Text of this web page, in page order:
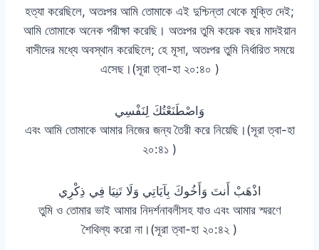
হত্যা করেছিলে, অতঃপর আমি তোমাকে এই দুশ্চিন্তা থেকে মুক্তি দেই;
আমি তোমাকে অনেক পরীক্ষা করেছি। অতঃপর তুমি কয়েক বছর মাদইয়ান
বাসীদের মধ্যে অবস্থান করেছিলে; হে মূসা, অতঃপর তুমি নির্ধারিত সময়ে
এসেছ।(সূরা ত্বা-হা ২০:৪০ )
وَاصْطَنَعْتُكَ لِنَفْسِي
এবং আমি তোমাকে আমার নিজের জন্য তৈরী করে নিয়েছি।(সূরা ত্বা-হা
২০:৪১ )
اذْهَبْ أَنتَ وَأَخُوكَ بِآيَاتِي وَلَا تَنِيَا فِي ذِكْرِي
তুমি ও তোমার ভাই আমার নিদর্শনাবলীসহ যাও এবং আমার স্মরণে
শৈথিল্য করো না।(সূরা ত্বা-হা ২০:৪২ )